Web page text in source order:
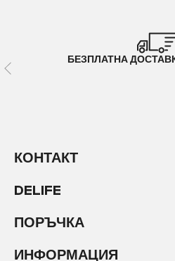
БЕЗПЛАТНА
КОНТАКТ
DELIFE
ПОРЪЧКА
ИНФОРМАЦИЯ